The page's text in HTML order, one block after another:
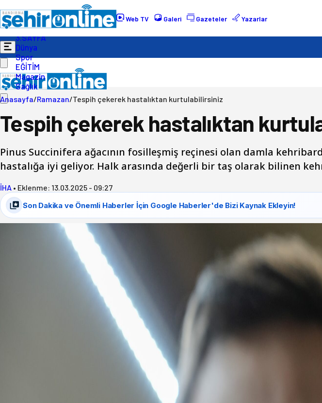
Web TV Galeri Gazeteler Yazarlar
Gündem
Ekonomi
Politika
3.SAYFA
Dünya
Spor
EĞİTİM
Magazin
Sağlık
Anasayfa/Ramazan/Tespih çekerek hastalıktan kurtulabilirsiniz
Tespih çekerek hastalıktan
Pinus Succinifera ağacının fosilleşmiş reçinesi olan damla
hastalığa iyi geliyor. Halk arasında değerli bir taş olarak bilinen
İHA • Eklenme: 13.03.2025 - 09:27
Son Dakika ve Önemli Haberler İçin Google Haberler'de Bizi Kaynak Ekleyin!